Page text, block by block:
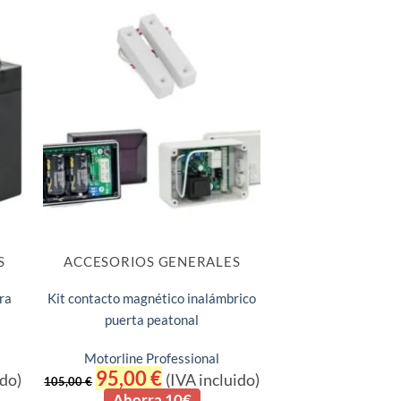
ACCESORIOS GENERALES
Kit contacto magnético inalámbrico
puerta peatonal
Motorline Professional
105,00€ El
precio
95,00€El
precio
(IVA incluido)